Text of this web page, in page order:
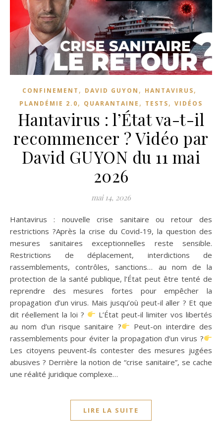
CONFINEMENT , DAVID GUYON , HANTAVIRUS,
PLANDÉMIE 2.0, QUARANTAINE , TESTS, VIDÉOS
Hantavirus : l’État va-t-il
recommencer ? Vidéo par
David GUYON du 11 mai
2026
mai 14, 2026
Hantavirus : nouvelle crise sanitaire ou retour des
restrictions ?Après la crise du Covid-19, la question des
mesures sanitaires exceptionnelles reste sensible.
Restrictions de déplacement, interdictions de
rassemblements, contrôles, sanctions… au nom de la
protection de la santé publique, l’État peut être tenté de
reprendre des mesures fortes pour empêcher la
propagation d’un virus. Mais jusqu’où peut-il aller ? Et que
dit réellement la loi ?
L’État peut-il limiter vos libertés
au nom d’un risque sanitaire ?
Peut-on interdire des
rassemblements pour éviter la propagation d’un virus ?
Les citoyens peuvent-ils contester des mesures jugées
abusives ? Derrière la notion de “crise sanitaire”, se cache
une réalité juridique complexe…
LIRE LA SUITE